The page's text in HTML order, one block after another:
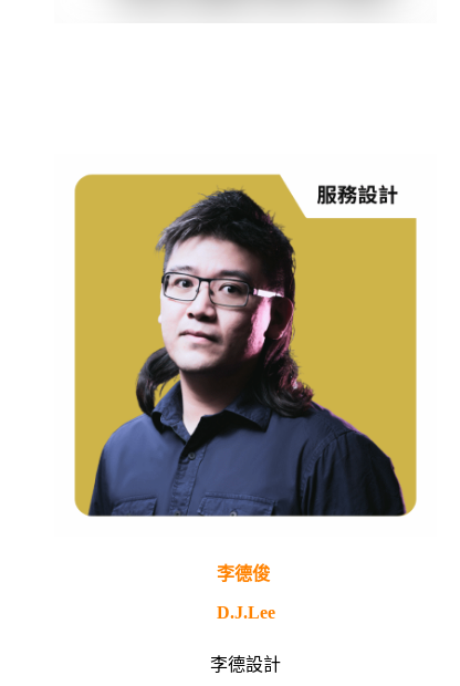
李德俊
D.J.Lee
李德設計